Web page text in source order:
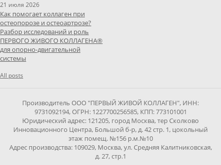
21 июля 2026
Как помогает коллаген при
остеопорозе и остеоартрозе?
Разбор исследований и роль
ПЕРВОГО ЖИВОГО КОЛЛАГЕНА®
для опорно-двигательной
системы
All posts
Производитель ООО "ПЕРВЫЙ ЖИВОЙ КОЛЛАГЕН", ИНН:
9731092194, ОГРН: 1227700256585, КПП: 773101001
Юридический адрес: 121205, город Москва, тер Сколково
Инновационного Центра, Большой б-р, д. 42 стр. 1, цокольный
этаж помещ. №156 р.м.№10
Адрес производства: 109029, Москва, ул. Средняя Калитниковская,
д. 27, стр.1